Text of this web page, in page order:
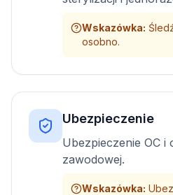
Wskazówka:
osobno.
Ubezpieczenie
Ubezpieczenie OC i
zawodowej.
Wskazówka: